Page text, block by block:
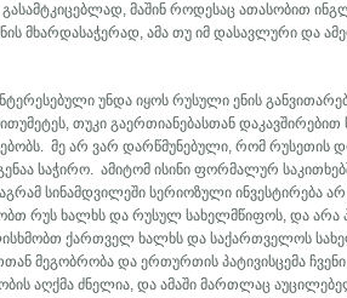
მაშინ როდესაც ათასობით
მხარდასაჭერად, ამა თუ იმ დასავლური და
უნდა იყოს რუსული ენის
თუკი გაერთიანებასთან
მე არ ვარ დარწმუნებული, რომ რუსეთის
საჭირო. ამიტომ ისინი ფორმალურ
სინამდვილეში სერიოზული ინვესტირება
რუს ხალხს და რუსულ სახელმწიფოს, და
ქართველ ხალხს და საქართველოს
მეგობრობა და ერთურთის პატივისცემა ჩვენი
აღქმა ძნელია, და ამაში მართლაც